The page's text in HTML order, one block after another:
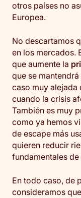
otros países no
Europea.
No descartamos
en los mercados.
que aumente la
que se
caso muy alejada
cuando la crisis
También es muy
como ya hemos
de escape más
quieren reducir
fundamentales
En todo caso, de
consideramos